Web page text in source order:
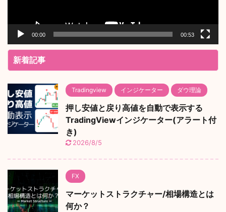
00:00 00:53
新着記事
Tradingview インジケーター ダウ理論
押し安値と戻り高値を自動で表示する
TradingViewインジケーター(アラート付
き)
2026/8/5
FX
マーケットストラクチャー/相場構造とは
何か？